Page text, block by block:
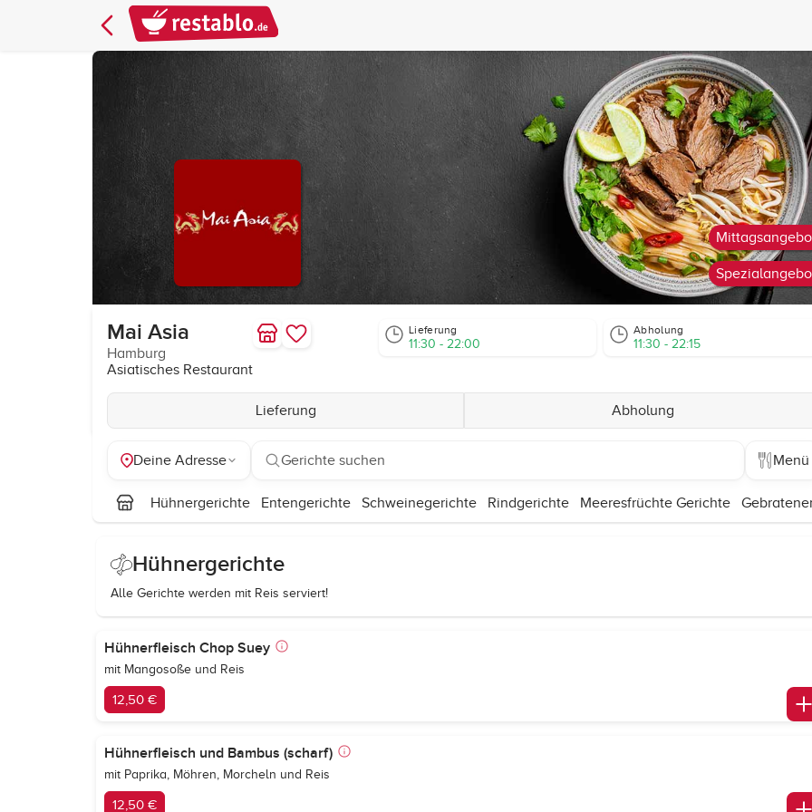
Mai Asia
Hamburg
Asiatisches Restaurant
Lieferung
11:30 - 22:00
Abholung
11:30 - 22:15
Lieferung Abholung
Deine Adresse Gerichte suchen Menü
Hühnergerichte Entengerichte Schweinegerichte Rindgerichte Meeresfrüchte Gerichte Gebratener
Hühnergerichte
Alle Gerichte werden mit Reis serviert!
Hühnerfleisch Chop Suey
mit Mangosoße und Reis
12,50 €
Hühnerfleisch und Bambus (scharf)
mit Paprika, Möhren, Morcheln und Reis
12,50 €